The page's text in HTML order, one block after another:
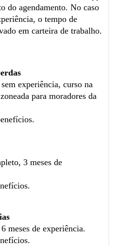
do agendamento. No caso
o tempo de
em carteira de trabalho.
experiência, curso na
para moradores da
3 meses de
meses de experiência.